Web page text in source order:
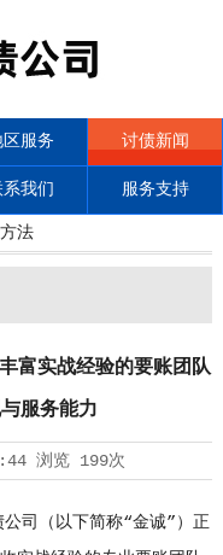
区服务 讨债新闻
我们 服务支持
法
富实战经验的要账团队
服务能力
浏览 199次
司
（以下简称“金诚”）正